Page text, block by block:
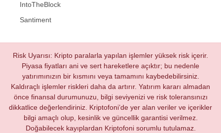
IntoTheBlock
Santiment
Risk Uyarısı: Kripto paralarla yapılan işlemler yüksek risk içerir.
Piyasa fiyatları ani ve sert hareketlere açıktır; bu nedenle
yatırımınızın bir kısmını veya tamamını kaybedebilirsiniz.
Kaldıraçlı işlemler riskleri daha da artırır. Yatırım kararı almadan
önce finansal durumunuzu, bilgi seviyenizi ve risk toleransınızı
dikkatlice değerlendiriniz. Kriptofoni’de yer alan veriler ve içerikler
bilgi amaçlı olup, kesinlik ve güncellik garantisi verilmez.
Doğabilecek kayıplardan Kriptofoni sorumlu tutulamaz.